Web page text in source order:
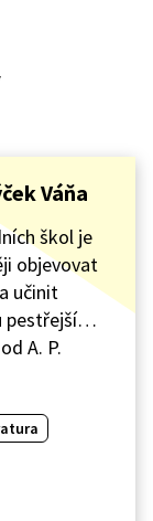
Váňa
škol je
objevovat
učinit
pestřejší…
A. P.